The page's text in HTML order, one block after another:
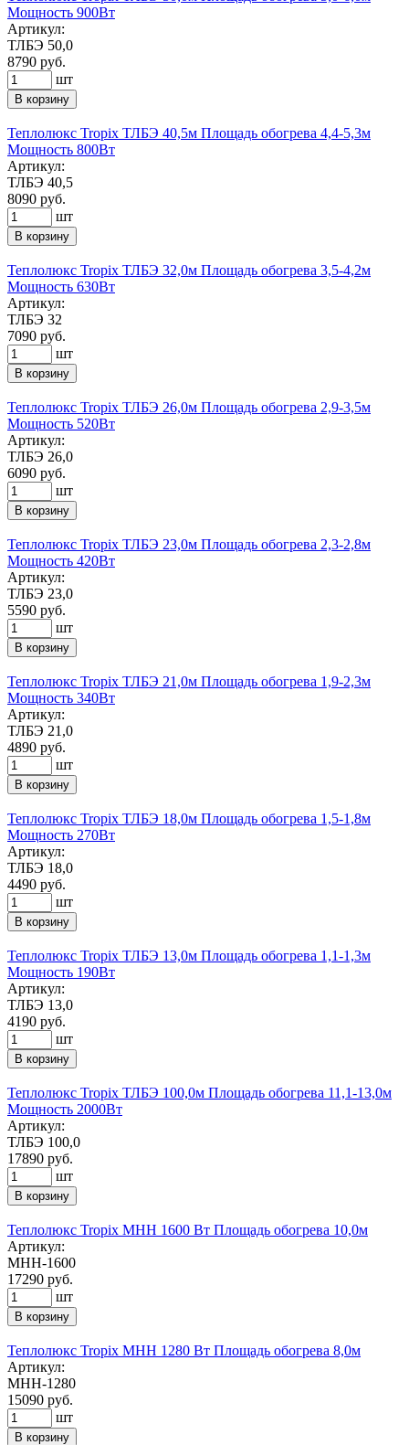
Мощность 900Вт
Артикул:
ТЛБЭ 50,0
8790 руб.
шт
В корзину
Теплолюкс Tropix ТЛБЭ 40,5м Площадь обогрева 4,4-5,3м
Мощность 800Вт
Артикул:
ТЛБЭ 40,5
8090 руб.
шт
В корзину
Теплолюкс Tropix ТЛБЭ 32,0м Площадь обогрева 3,5-4,2м
Мощность 630Вт
Артикул:
ТЛБЭ 32
7090 руб.
шт
В корзину
Теплолюкс Tropix ТЛБЭ 26,0м Площадь обогрева 2,9-3,5м
Мощность 520Вт
Артикул:
ТЛБЭ 26,0
6090 руб.
шт
В корзину
Теплолюкс Tropix ТЛБЭ 23,0м Площадь обогрева 2,3-2,8м
Мощность 420Вт
Артикул:
ТЛБЭ 23,0
5590 руб.
шт
В корзину
Теплолюкс Tropix ТЛБЭ 21,0м Площадь обогрева 1,9-2,3м
Мощность 340Вт
Артикул:
ТЛБЭ 21,0
4890 руб.
шт
В корзину
Теплолюкс Tropix ТЛБЭ 18,0м Площадь обогрева 1,5-1,8м
Мощность 270Вт
Артикул:
ТЛБЭ 18,0
4490 руб.
шт
В корзину
Теплолюкс Tropix ТЛБЭ 13,0м Площадь обогрева 1,1-1,3м
Мощность 190Вт
Артикул:
ТЛБЭ 13,0
4190 руб.
шт
В корзину
Теплолюкс Tropix ТЛБЭ 100,0м Площадь обогрева 11,1-13,0м
Мощность 2000Вт
Артикул:
ТЛБЭ 100,0
17890 руб.
шт
В корзину
Теплолюкс Tropix МНН 1600 Вт Площадь обогрева 10,0м
Артикул:
МНН-1600
17290 руб.
шт
В корзину
Теплолюкс Tropix МНН 1280 Вт Площадь обогрева 8,0м
Артикул:
МНН-1280
15090 руб.
шт
В корзину